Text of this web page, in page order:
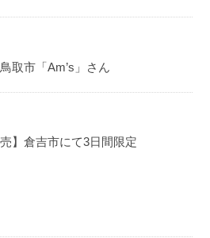
取市「Am’s」さん
】倉吉市にて3日間限定